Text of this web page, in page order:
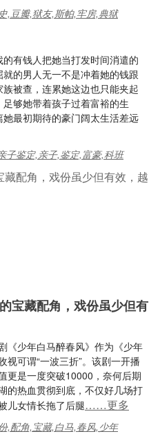
,豆瓣,狱友,斯帕,牢房,典狱
有钱人把她当打发时间消遣的
的男人无一不是冲着她的钱跟
被查，连累她这边也只能夹起
够她带着孩子过着富裕的生
最初期待的豪门阔太生活差远
子鉴定,亲子,鉴定,富豪,科班
宝藏配角，戏份虽少但有
《少年白马醉春风》作为《少年
视可谓“一波三折”。该剧一开播
更是一度突破10000，奈何后期
的热血贯彻到底，不仅好几场打
儿女情长拖了后腿……更多
,配角,宝藏,白马,春风,少年